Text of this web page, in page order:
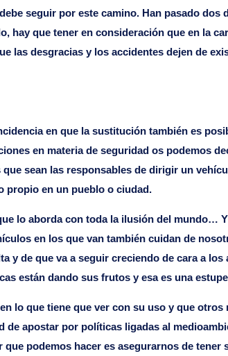
seguir por este camino. Han pasado dos
hay que tener en consideración que en la
las desgracias y los accidentes dejen de
en que la sustitución también es
en materia de seguridad os podemos
sean las responsables de dirigir un
propio en un pueblo o ciudad.
lo aborda con toda la ilusión del mundo…
en los que van también cuidan de
y de que va a seguir creciendo de cara a los
están dando sus frutos y esa es una
lo que tiene que ver con su uso y que otros
apostar por políticas ligadas al
podemos hacer es asegurarnos de tener